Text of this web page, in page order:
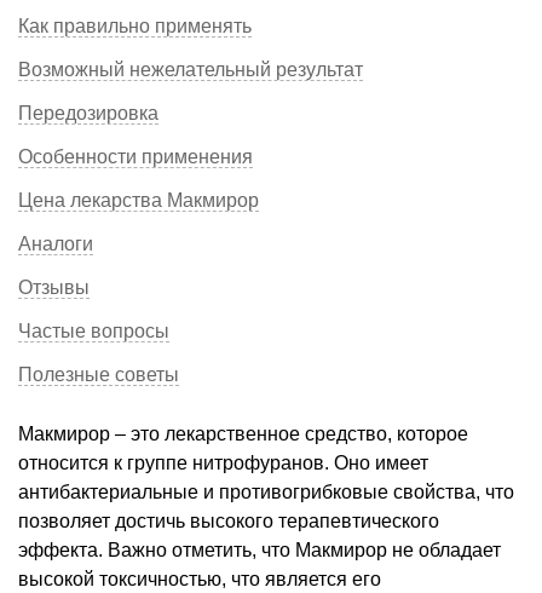
Как правильно применять
Возможный нежелательный результат
Передозировка
Особенности применения
Цена лекарства Макмирор
Аналоги
Отзывы
Частые вопросы
Полезные советы
Макмирор – это лекарственное средство, которое
относится к группе нитрофуранов. Оно имеет
антибактериальные и противогрибковые свойства, что
позволяет достичь высокого терапевтического
эффекта. Важно отметить, что Макмирор не обладает
высокой токсичностью, что является его